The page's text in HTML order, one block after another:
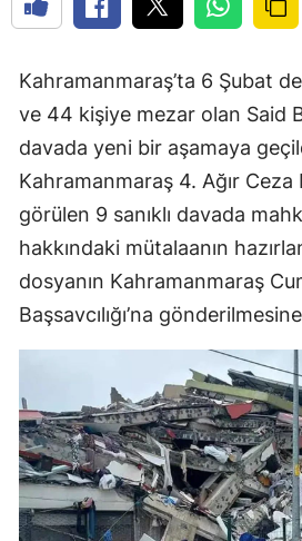
Kahramanmaraş’ta 6 Şubat
ve 44 kişiye mezar olan Said
davada yeni bir aşamaya
Kahramanmaraş 4. Ağır Ceza
görülen 9 sanıklı davada
hakkındaki mütalaanın
dosyanın Kahramanmaraş
Başsavcılığı’na